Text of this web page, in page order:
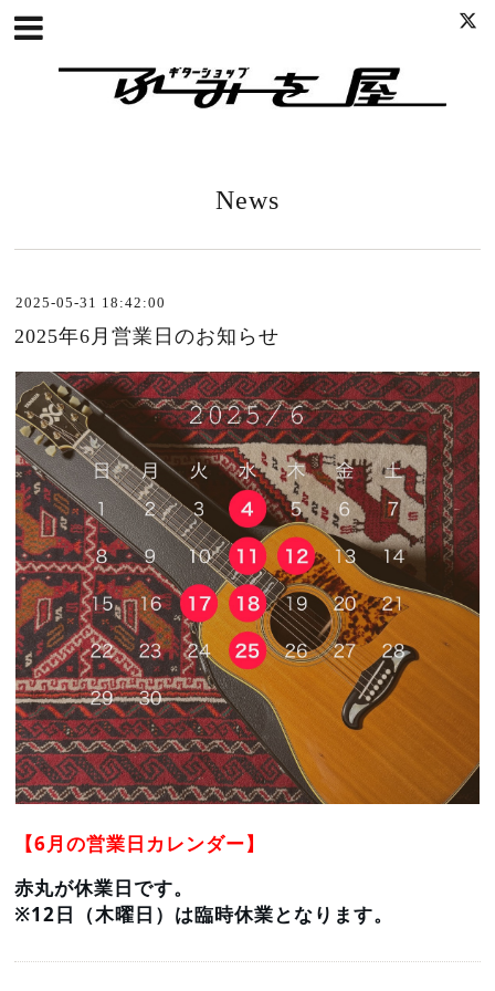
News
2025-05-31 18:42:00
2025年6月営業日のお知らせ
【6月の営業日カレンダー】
赤丸が休業日です。
※12日
（木曜日）は臨時休業となります。